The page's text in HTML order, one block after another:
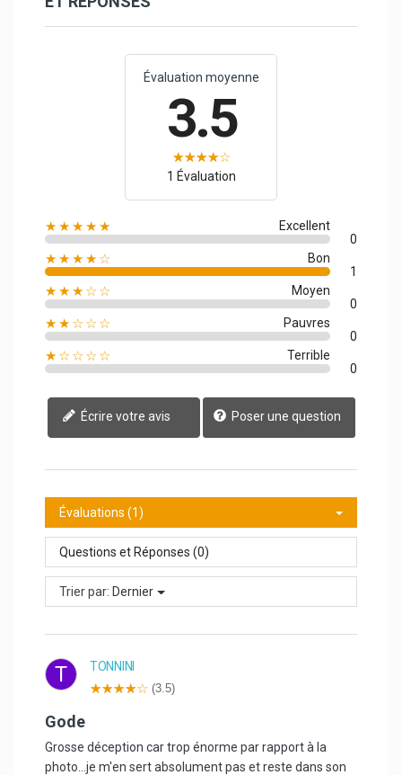
Évaluation moyenne
3.5
1 Évaluation
★★★★★
Excellent
0
★★★★☆
Bon
1
★★★☆☆
Moyen
0
★★☆☆☆
Pauvres
0
★☆☆☆☆
Terrible
0
Écrire votre avis Poser une question
Évaluations (1)
Questions et Réponses (0)
Trier par: Dernier
T TONNINI
(3.5)
gode
Grosse déception car trop énorme par rapport à la
photo...je m'en sert absolument pas et reste dans son